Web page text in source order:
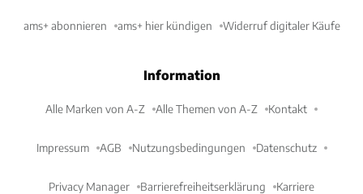
ams+ abonnieren ams+ hier kündigen Widerruf digitaler Käufe
Information
Alle Marken von A-Z Alle Themen von A-Z Kontakt
Impressum AGB Nutzungsbedingungen Datenschutz
Privacy Manager Barrierefreiheitserklärung Karriere